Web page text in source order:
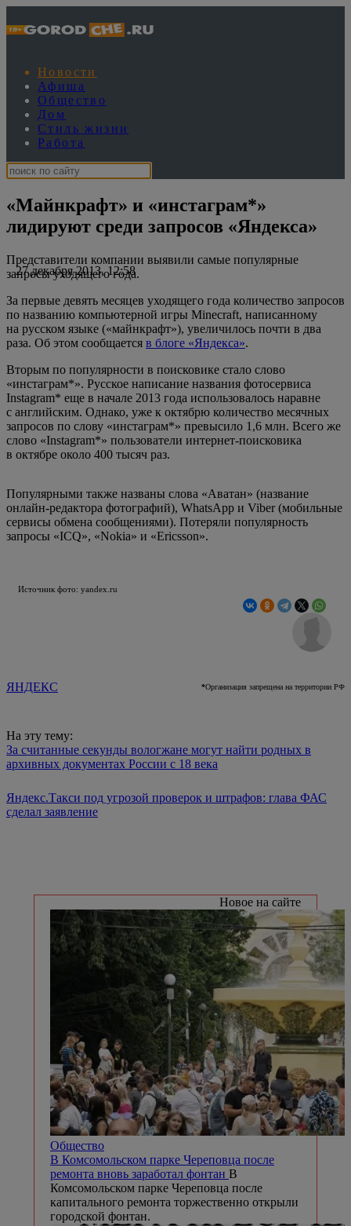
Новости
Афиша
Общество
Дом
Стиль жизни
Работа
«Майнкрафт» и «инстаграм*»
лидируют среди запросов «Яндекса»
27 декабря 2013, 12:58
Представители компании выявили самые популярные
запросы уходящего года.
За первые девять месяцев уходящего года количество запросов
по названию компьютерной игры Minecraft, написанному
на русском языке («майнкрафт»), увеличилось почти в два
раза. Об этом сообщается в блоге «Яндекса».
Вторым по популярности в поисковике стало слово
«инстаграм*». Русское написание названия фотосервиса
Instagram* еще в начале 2013 года использовалось наравне
с английским. Однако, уже к октябрю количество месячных
запросов по слову «инстаграм*» превысило 1,6 млн. Всего же
слово «Instagram*» пользователи интернет-поисковика
в октябре около 400 тысяч раз.
Популярными также названы слова «Аватан» (название
онлайн-редактора фотографий), WhatsApp и Viber (мобильные
сервисы обмена сообщениями). Потеряли популярность
запросы «ICQ», «Nokia» и «Ericsson».
Источник фото: yandex.ru
ЯНДЕКС *Организация запрещена на территории РФ
На эту тему:
За считанные секунды вологжане могут найти родных в
архивных документах России с 18 века
Яндекс.Такси под угрозой проверок и штрафов: глава ФАС
сделал заявление
Новое на сайте
Общество
В Комсомольском парке Череповца после
ремонта вновь заработал фонтан В
Комсомольском парке Череповца после
капитального ремонта торжественно открыли
городской фонтан.